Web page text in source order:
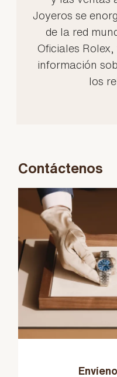
Joyeros se
de la red
Oficiales
información
los
Contáctenos